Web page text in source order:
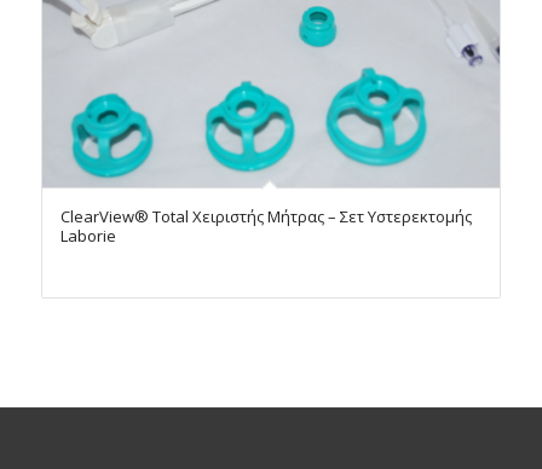
ClearView® Total Χειριστής Μήτρας – Σετ Υστερεκτομής
Laborie